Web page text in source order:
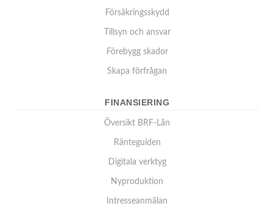
Försäkringsskydd
Tillsyn och ansvar
Förebygg skador
Skapa förfrågan
FINANSIERING
Översikt BRF-Lån
Ränteguiden
Digitala verktyg
Nyproduktion
Intresseanmälan